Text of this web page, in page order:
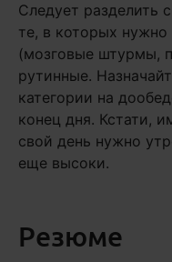
Следует разделить
те, в которых
(мозговые штурмы,
рутинные.
категории на
конец дня. Кстати,
свой день нужно
еще высоки.
Резюме